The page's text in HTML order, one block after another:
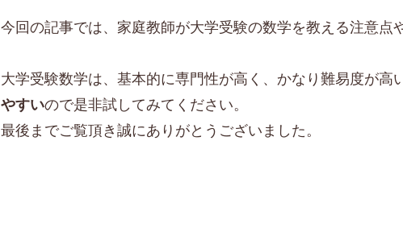
今回の記事では、家庭教師が大学受験の数学を教える注意点
大学受験数学は、基本的に専門性が高く、かなり難易度が高
やすいので是非試してみてください。
最後までご覧頂き誠にありがとうございました。